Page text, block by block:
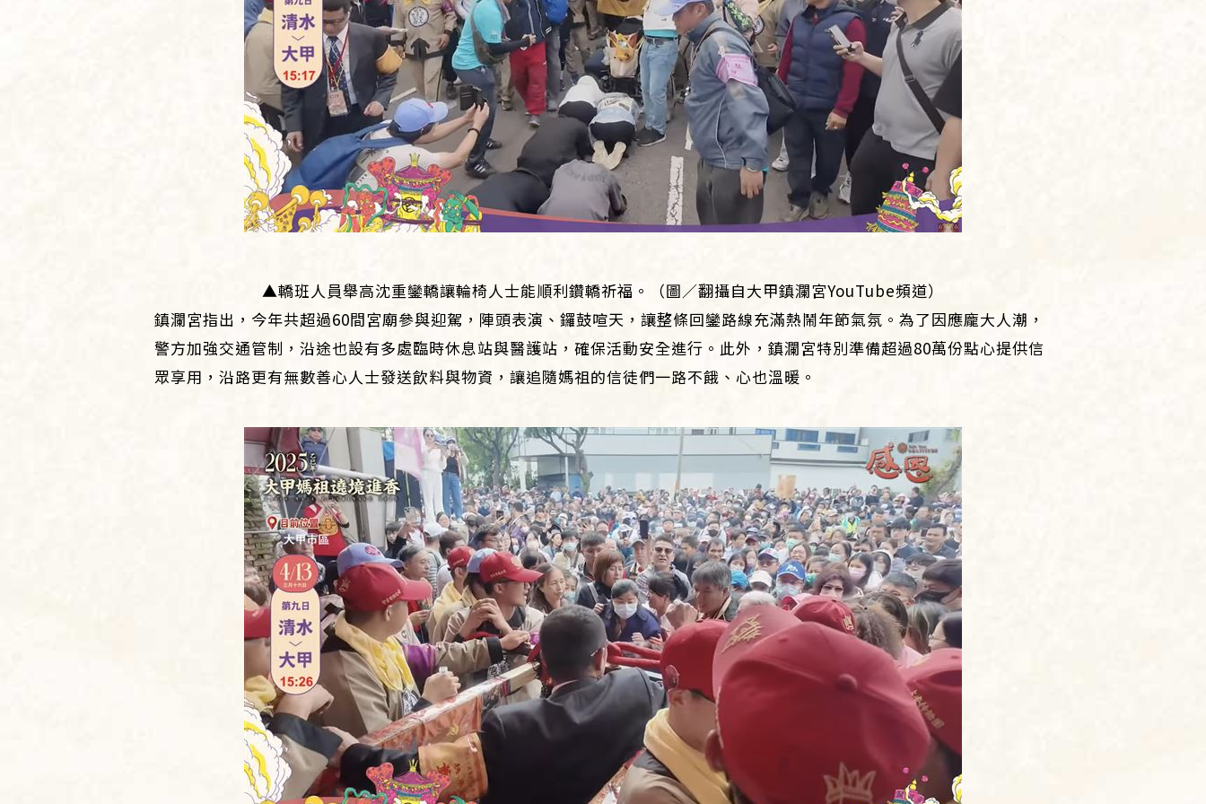
▲轎班人員舉高沈重鑾轎讓輪椅人士能順利鑽轎祈福。（圖／翻攝自大甲鎮瀾宮YouTube頻道）
鎮瀾宮指出，今年共超過60間宮廟參與迎駕，陣頭表演、鑼鼓喧天，讓整條回鑾路線充滿熱鬧年節氣氛。為了因應龐大人潮，
警方加強交通管制，沿途也設有多處臨時休息站與醫護站，確保活動安全進行。此外，鎮瀾宮特別準備超過80萬份點心提供信
眾享用，沿路更有無數善心人士發送飲料與物資，讓追隨媽祖的信徒們一路不餓、心也溫暖。